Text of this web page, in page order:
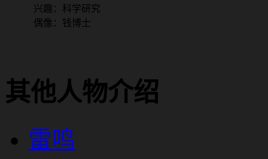
兴趣： 科学研究
偶像： 钱博士
其他人物介绍
雷鸣